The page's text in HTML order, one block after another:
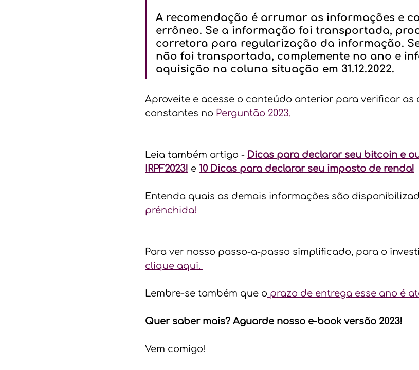
A recomendação é arrumar as informações e
errôneo. Se a informação foi transportada,
corretora para regularização da informação.
não foi transportada, complemente no ano e
aquisição na coluna situação em 31.12.2022.
Aproveite e acesse o conteúdo anterior para verificar as
constantes no Perguntão 2023.
Leia também artigo - Dicas para declarar seu bitcoin e
IRPF2023! e 10 Dicas para declarar seu imposto de renda!
Entenda quais as demais informações são
prénchida!
Para ver nosso passo-a-passo simplificado, para o
clique aqui.
Lembre-se também que o prazo de entrega esse ano é
Quer saber mais? Aguarde nosso e-book versão 2023!
Vem comigo!